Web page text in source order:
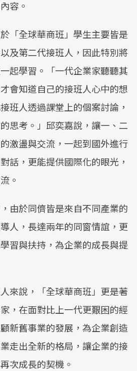
容。
「全球華商班」學生主要皆是
及第二代接班人，因此特別將
起學習。「一代企業家聽聽其
會知道自己的接班人心中的想
班人透過課堂上的個案討論，
思考。」邱奕嘉說，讓一、二
激盪與交流，一起到國外進行
話，更能提供國際化的眼光，
。
由於同儕皆是來自不同產業的
人，長達兩年的同窗情誼，更
習與扶持，為企業的成長與提
來說，「全球華商班」更是著
，在面對比上一代更艱困的經
新舊事業的發展，為企業創造
走出全新的格局，讓企業的接
次成長的契機。